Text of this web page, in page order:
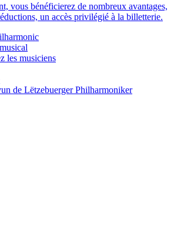
vous bénéficierez de nombreux avantages,
un accès privilégié à la billetterie.
les musiciens
de Lëtzebuerger Philharmoniker